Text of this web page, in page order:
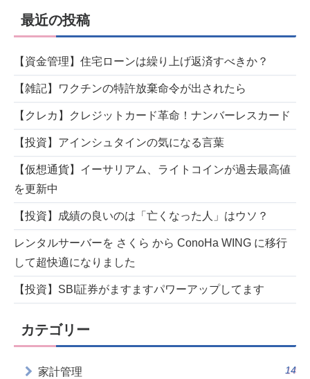
最近の投稿
【資金管理】住宅ローンは繰り上げ返済すべきか？
【雑記】ワクチンの特許放棄命令が出されたら
【クレカ】クレジットカード革命！ナンバーレスカード
【投資】アインシュタインの気になる言葉
【仮想通貨】イーサリアム、ライトコインが過去最高値
を更新中
【投資】成績の良いのは「亡くなった人」はウソ？
レンタルサーバーを さくら から ConoHa WING に移行
して超快適になりました
【投資】SBI証券がますますパワーアップしてます
カテゴリー
家計管理 14